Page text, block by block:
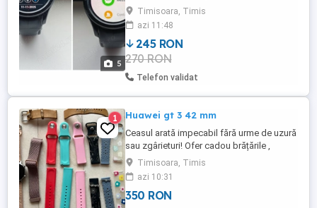
5
jos si are o folie de protectie ecran inclusa
in cutie care se pune ulterior, ca la
telefoane. Doar incarcatorul a fost folosit
si are urme usoare de folosinta, se poate
vedea in poze. Pretul este negociabil, se
accepta ...
Timisoara, Timis
azi 11:48
245 RON
270 RON
Telefon validat
1 Huawei gt 3 42 mm
Ceasul arată impecabil fără urme de uzură
sau zgârieturi! Ofer cadou brățările ,
bateria ceasului tine între 5-7 zile. Mai
multe detalii la telefon.
Timisoara, Timis
azi 10:31
350 RON